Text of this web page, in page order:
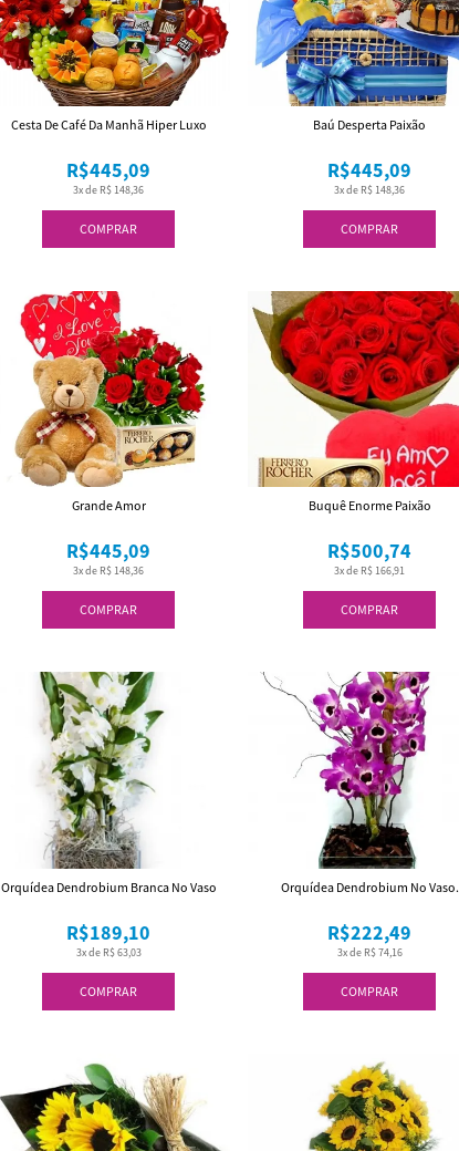
COMPRAR
3x de R$ 148,36
R$445,09
Cesta De Café Da Manhã Hiper Luxo
COMPRAR
3x de R$ 148,36
R$445,09
Baú Desperta Paixão
COMPRAR
3x de R$ 148,36
R$445,09
Grande Amor
COMPRAR
3x de R$ 166,91
R$500,74
Buquê Enorme Paixão
COMPRAR
3x de R$ 63,03
R$189,10
Orquídea Dendrobium Branca No Vaso
COMPRAR
3x de R$ 74,16
R$222,49
Orquídea Dendrobium No Vaso.